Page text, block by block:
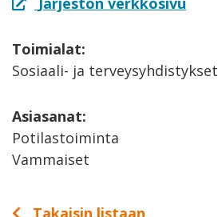
Toimialat:
Sosiaali- ja terveysyhdistykset
Asiasanat:
Potilastoiminta
Vammaiset
Takaisin listaan